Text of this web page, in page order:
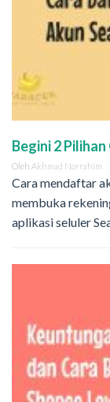
Begini 2
Oleh Akhmad Norrahim
Cara mendaftar
membuka
aplikasi seluler